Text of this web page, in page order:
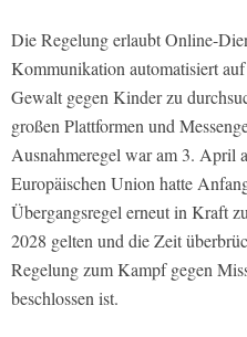
Die Regelung erlaubt Online-
Kommunikation automatisiert
Gewalt gegen Kinder zu
großen Plattformen und
Ausnahmeregel war am 3. April
Europäischen Union hatte
Übergangsregel erneut in Kraft
2028 gelten und die Zeit
Regelung zum Kampf gegen
beschlossen ist.